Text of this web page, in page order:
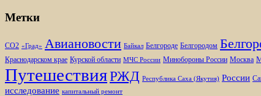
Метки
CO2 «Град» Авиановости Байкал Белгороде Белгородом
Краснодарском крае Курской области МЧС России Минобороны России Москва
ПутешествияРЖД Республика Саха (Якутия) России
исследование капитальный ремонт